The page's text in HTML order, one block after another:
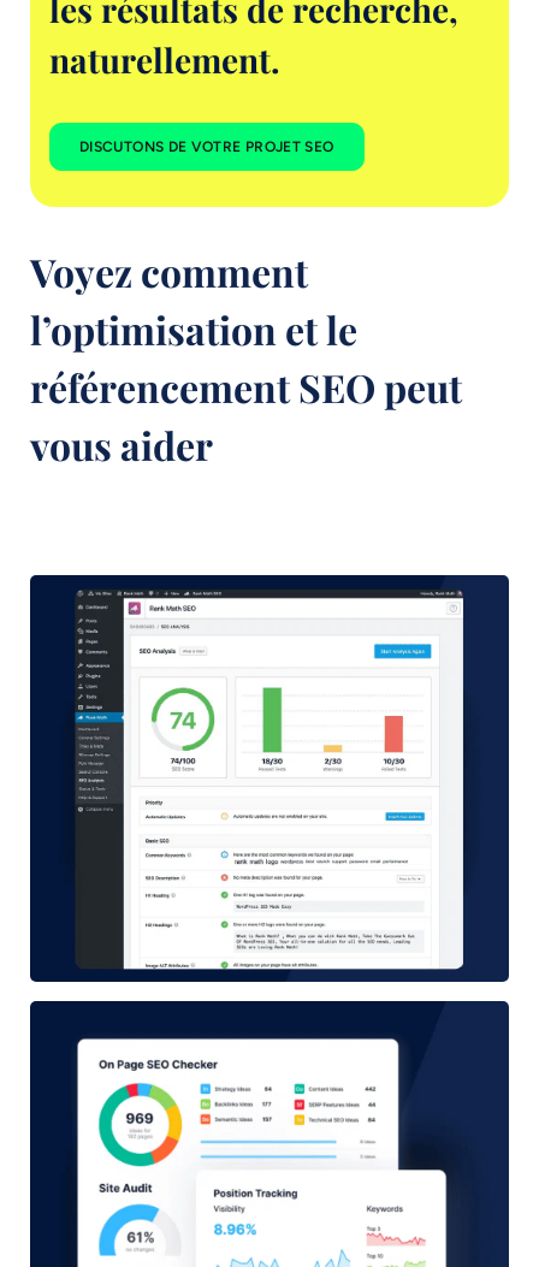
naturellement.
DISCUTONS DE VOTRE PROJET SEO
Voyez comment
l’optimisation et le
référencement SEO peut
vous aider
Rank Math SEO - Outil incontournable pour le